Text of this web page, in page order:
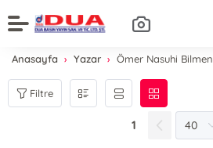
Anasayfa Yazar Ömer Nasuhi Bilmen
Filtre
1